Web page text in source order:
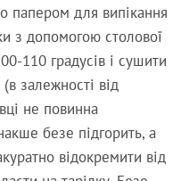
папером для випікання
з допомогою столової
110 градусів і сушити
залежності від
не повинна
безе підгорить, а
відокремити від